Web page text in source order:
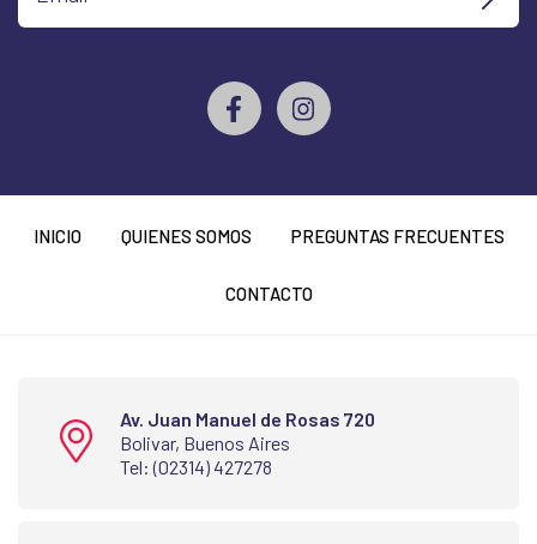
INICIO QUIENES SOMOS PREGUNTAS FRECUENTES
CONTACTO
Av. Juan Manuel de Rosas 720
Bolivar, Buenos Aires
Tel: (02314) 427278